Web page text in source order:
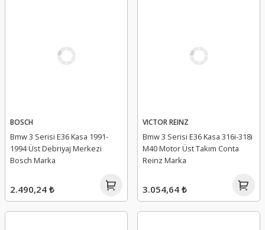
BOSCH
Bmw 3 Serisi E36 Kasa 1991-
1994 Üst Debriyaj Merkezi
Bosch Marka
2.490,24 ₺
VICTOR REINZ
Bmw 3 Serisi E36 Kasa 316i-318i
M40 Motor Üst Takım Conta
Reinz Marka
3.054,64 ₺